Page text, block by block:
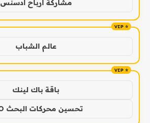
مشاركة ارباح ادسنس
عالم الشباب
باقة باك لينك
تحسين محركات البحث SEO